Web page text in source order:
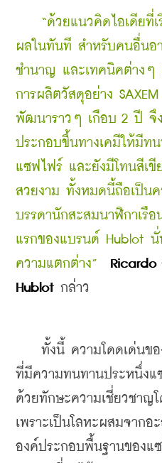
“ด้วยแนวคิดไอเดียที่เ
ผลในทันที สำหรับคนอื่นอ
ชำนาญ และเทคนิคต่างๆ
การผลิตวัสดุอย่าง SAXEM
พัฒนาราวๆ เกือบ 2 ปี จึง
ประกอบขึ้นทางเคมีให้มีท
แซฟไฟร์ และยังมีโทนสีเขี
สวยงาม ทั้งหมดนี้ถือเป็น
บรรดานักสะสมนาฬิกาเรื
แรกของแบรนด์ Hublot
ความแตกต่าง”
Ricardo
Hublot กล่าว
ทั้งนี้ ความโดดเด่นของ
ที่มีความทนทานประหนึ่ง
ด้วยทักษะความเชี่ยวชาญ
เพราะเป็นโลหะผสมจาก
องค์ประกอบพื้นฐานของแ